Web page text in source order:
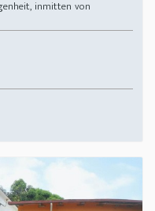
inmitten von